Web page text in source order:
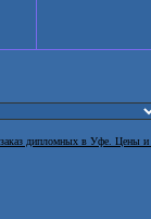
дипломных в Уфе. Цены и